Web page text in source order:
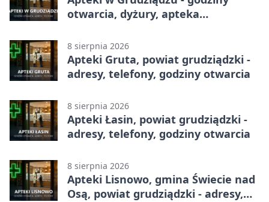
otwarcia, dyżury, apteka
8 sierpnia 2026
Apteki Gruta, powiat grudziądzki -
adresy, telefony, godziny otwarcia
8 sierpnia 2026
Apteki Łasin, powiat grudziądzki -
adresy, telefony, godziny otwarcia
8 sierpnia 2026
Apteki Lisnowo, gmina Świecie nad
Osą, powiat grudziądzki - adresy,